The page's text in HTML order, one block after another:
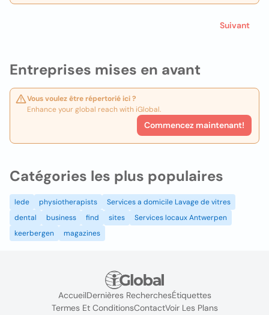
Entreprises mises en avant
Vous voulez être répertorié ici ?
Enhance your global reach with iGlobal.
Commencez maintenant!
Suivant
Catégories les plus populaires
lede physiotherapists
Services a domicile Lavage de vitres
dental
business find sites
Services locaux Antwerpen
keerbergen
magazines
AccueilDernières RecherchesÉtiquettes
Termes Et ConditionsContactVoir Les Plans